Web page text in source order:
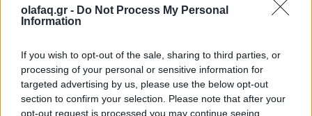
olafaq.gr - Do Not Process My Personal
Information
If you wish to opt-out of the sale, sharing to third parties, or
processing of your personal or sensitive information for
targeted advertising by us, please use the below opt-out
section to confirm your selection. Please note that after your
opt-out request is processed you may continue seeing
Την Κυριακή 26 Οκτωβρίου, στις 04:00 τα ξημερώματα, θα
χρόνο: θα γυρίσουμε τα ρολόγια μας πίσω μία ώρα, για να
"εξοικονομήσουμε ενέργεια".